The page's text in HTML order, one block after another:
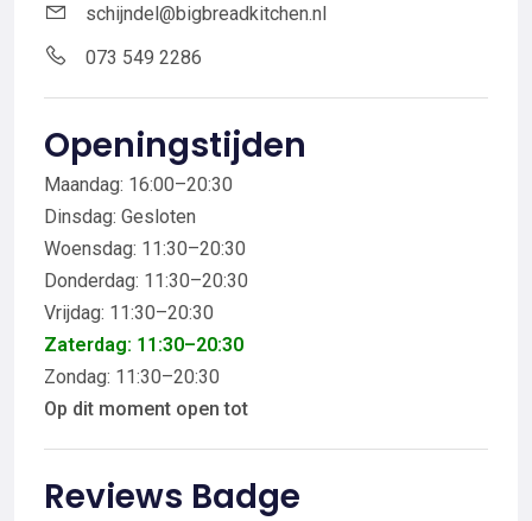
schijndel@bigbreadkitchen.nl
073 549 2286
Openingstijden
Maandag: 16:00–20:30
Dinsdag: Gesloten
Woensdag: 11:30–20:30
Donderdag: 11:30–20:30
Vrijdag: 11:30–20:30
Zaterdag: 11:30–20:30
Zondag: 11:30–20:30
Op dit moment open tot
Reviews Badge